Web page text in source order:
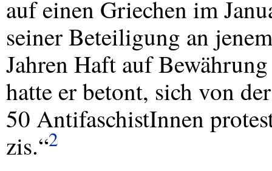
auf einen Griechen im
seiner Beteiligung an
Jahren Haft auf
hatte er betont, sich von
50 AntifaschistInnen
zis.“2